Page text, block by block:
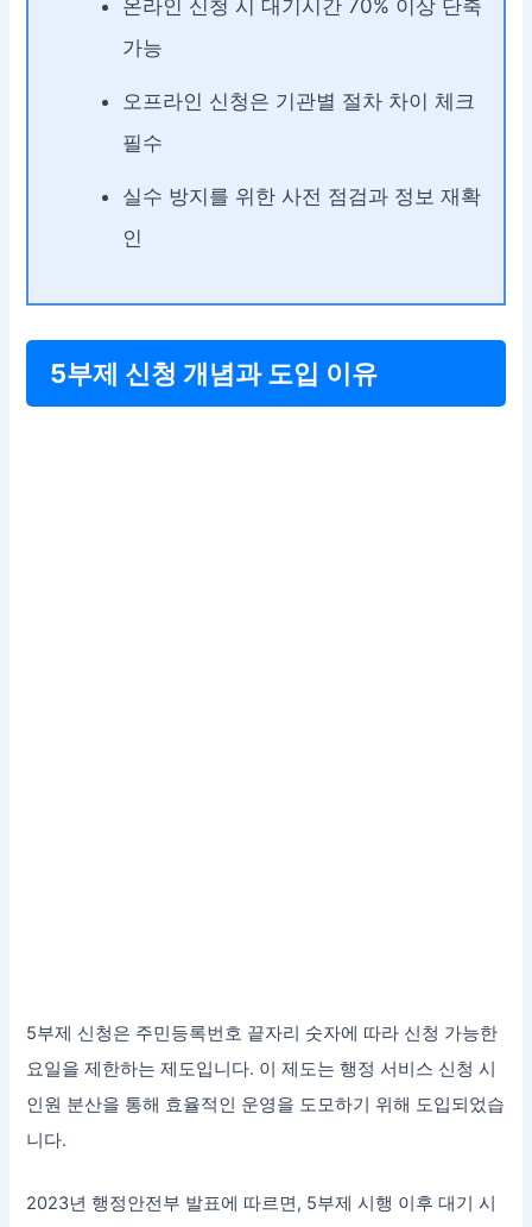
온라인 신청 시 대기시간 70% 이상 단축
가능
오프라인 신청은 기관별 절차 차이 체크
필수
실수 방지를 위한 사전 점검과 정보 재확
인
5부제 신청 개념과 도입 이유
5부제 신청은 주민등록번호 끝자리 숫자에 따라 신청 가능한
요일을 제한하는 제도입니다. 이 제도는 행정 서비스 신청 시
인원 분산을 통해 효율적인 운영을 도모하기 위해 도입되었습
니다.
2023년 행정안전부 발표에 따르면, 5부제 시행 이후 대기 시